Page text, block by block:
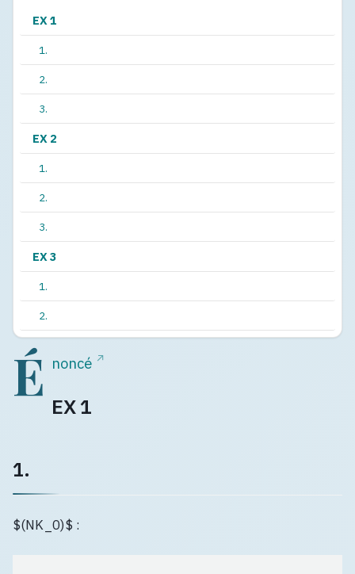
EX 1
1.
2.
3.
EX 2
1.
2.
3.
EX 3
1.
2.
É noncé ↗
EX 1
1.
$(NK_0)$ :